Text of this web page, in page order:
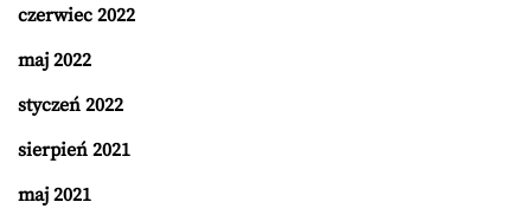
czerwiec 2022
maj 2022
styczeń 2022
sierpień 2021
maj 2021